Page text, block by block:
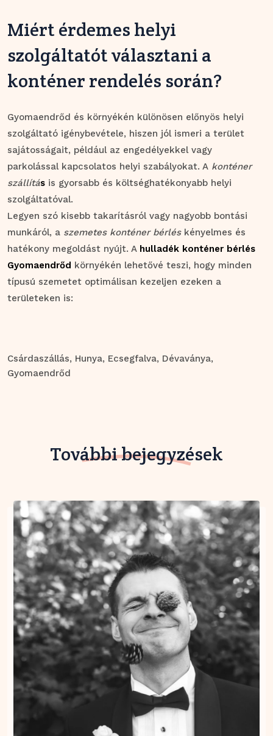
Miért érdemes helyi
szolgáltatót választani a
konténer rendelés során?
Gyomaendrőd és környékén különösen előnyös helyi
szolgáltató igénybevétele, hiszen jól ismeri a terület
sajátosságait, például az engedélyekkel vagy
parkolással kapcsolatos helyi szabályokat. A konténer
szállítás is gyorsabb és költséghatékonyabb helyi
szolgáltatóval.
Legyen szó kisebb takarításról vagy nagyobb bontási
munkáról, a szemetes konténer bérléskényelmes és
hatékony megoldást nyújt. A hulladék konténer bérlés
Gyomaendrőd környékén lehetővé teszi, hogy minden
típusú szemetet optimálisan kezeljen ezeken a
területeken is:
Csárdaszállás, Hunya, Ecsegfalva, Dévaványa,
Gyomaendrőd
További bejegyzések